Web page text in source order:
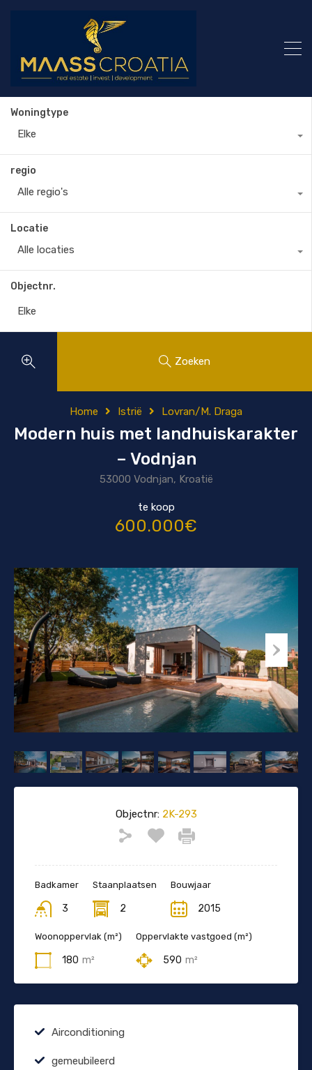
Woningtype
Elke
regio
Alle regio's
Locatie
Alle locaties
Objectnr.
Zoeken
Home Istrië Lovran/M. Draga
Modern huis met landhuiskarakter
– Vodnjan
53000 Vodnjan, Kroatië
te koop
600.000€
Objectnr:2K-293
Badkamer
3
Staanplaatsen
2
Bouwjaar
2015
Woonoppervlak (m²)
180 m²
Oppervlakte vastgoed (m²)
590 m²
Airconditioning
gemeubileerd